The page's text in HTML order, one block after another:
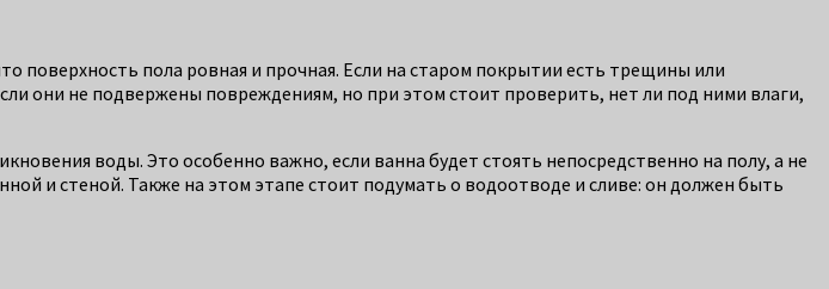
поверхность пола ровная и прочная. Если на старом покрытии есть трещины или
они не подвержены повреждениям, но при этом стоит проверить, нет ли под ними влаги,
воды. Это особенно важно, если ванна будет стоять непосредственно на полу, а не
и стеной. Также на этом этапе стоит подумать о водоотводе и сливе: он должен быть